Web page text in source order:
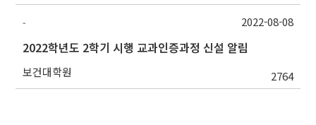
-
2022학년도 2학기 시행 교과인증과정 신설 알림
보건대학원 2764
2022-08-08